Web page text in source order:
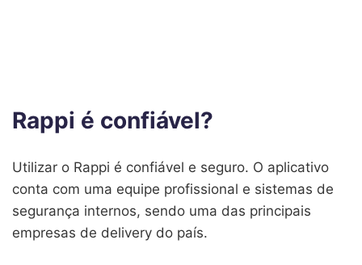
Rappi é confiável?
Utilizar o Rappi é confiável e seguro. O aplicativo
conta com uma equipe profissional e sistemas de
segurança internos, sendo uma das principais
empresas de delivery do país.